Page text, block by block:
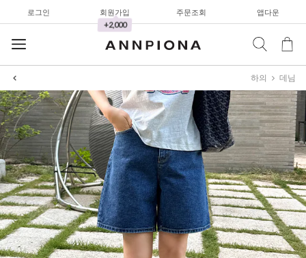
로그인
회원가입
+2,000
주문조회 앱다운
셔츠&블라우스
가디건/니트
와이드팬츠
한정세일
셔츠&블라우스
하의 데님